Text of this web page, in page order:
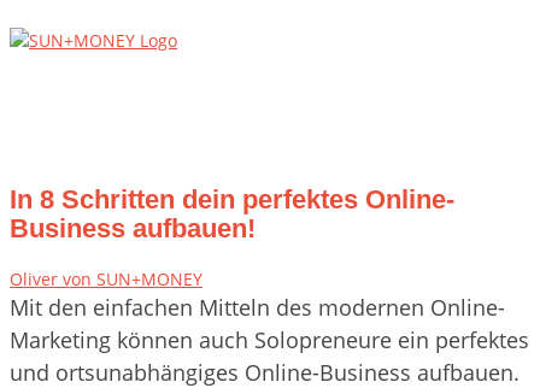
to
Home
In 8 Schritten dein perfektes Online-
Business aufbauen!
Oliver von SUN+MONEY
Mit den einfachen Mitteln des modernen Online-
Marketing können auch Solopreneure ein perfektes
und ortsunabhängiges Online-Business aufbauen.